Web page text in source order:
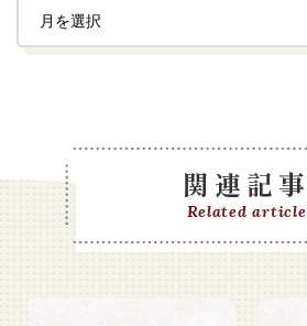
関連記事
Related article